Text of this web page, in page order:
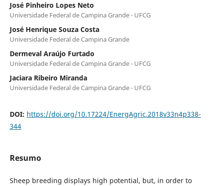
José Pinheiro Lopes Neto
Universidade Federal de Campina Grande - UFCG
José Henrique Souza Costa
Universidade Federal de Campina Grande
Dermeval Araújo Furtado
Universidade Federal de Campina Grande - UFCG
Jaciara Ribeiro Miranda
Universidade Federal de Campina Grande - UFCG
DOI: https://doi.org/10.17224/EnergAgric.2018v33n4p338-
344
Resumo
Sheep breeding displays high potential, but, in order to